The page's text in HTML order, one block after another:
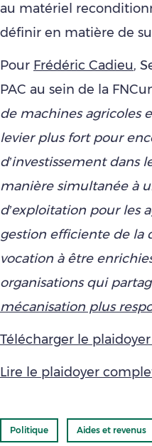
au matériel
définir en matière de
Pour Frédéric Cadieu,
PAC au sein de la
de machines agricoles
levier plus fort pour
d’investissement dans
manière simultanée à
d’exploitation pour les
gestion efficiente de la
vocation à être
organisations qui
mécanisation plus
Télécharger le
Lire le plaidoyer
Politique Aides et revenus